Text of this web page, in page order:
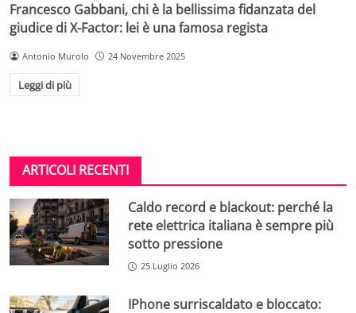
Francesco Gabbani, chi è la bellissima fidanzata del
giudice di X-Factor: lei è una famosa regista
Antonio Murolo 24 Novembre 2025
Leggi di più
ARTICOLI RECENTI
Caldo record e blackout: perché la
rete elettrica italiana è sempre più
sotto pressione
25 Luglio 2026
IPhone surriscaldato e bloccato: